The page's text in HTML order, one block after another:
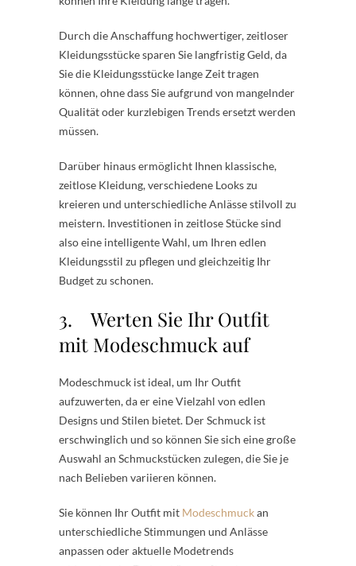
Durch die Anschaffung hochwertiger, zeitloser
Kleidungsstücke sparen Sie langfristig Geld, da
Sie die Kleidungsstücke lange Zeit tragen
können, ohne dass Sie aufgrund von mangelnder
Qualität oder kurzlebigen Trends ersetzt werden
müssen.
Darüber hinaus ermöglicht Ihnen klassische,
zeitlose Kleidung, verschiedene Looks zu
kreieren und unterschiedliche Anlässe stilvoll zu
meistern. Investitionen in zeitlose Stücke sind
also eine intelligente Wahl, um Ihren edlen
Kleidungsstil zu pflegen und gleichzeitig Ihr
Budget zu schonen.
3. Werten Sie Ihr Outfit
mit Modeschmuck auf
Modeschmuck ist ideal, um Ihr Outfit
aufzuwerten, da er eine Vielzahl von edlen
Designs und Stilen bietet. Der Schmuck ist
erschwinglich und so können Sie sich eine große
Auswahl an Schmuckstücken zulegen, die Sie je
nach Belieben variieren können.
Sie können Ihr Outfit mit Modeschmuckan
unterschiedliche Stimmungen und Anlässe
anpassen oder aktuelle Modetrends